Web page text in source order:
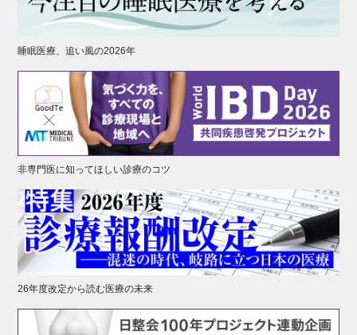
睡眠医療、追い風の2026年
非専門医に知ってほしい診療のコツ
26年度改定から読む医療の未来